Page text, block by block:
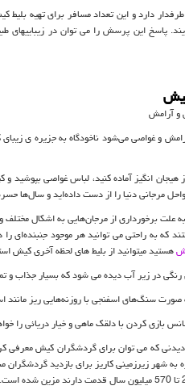
دارد و این تعداد مسافر برای تهیه
پاسخ این پرسش را می توان در زیباییهای
و آرامش
و غواصی می‌شود ناخودگاه به جزیره ی
انگیز آماده کنید، لباس غواصی
مرجانی دنیا را از دست داده‌اید و سال‌ها
برخورداری از مرجان‌هایی به اشکال
که به راحتی می توانید هر موجود جنبنده‌ای
هستید میتوانید از بلیط های لحظه آخری کیش
در زیر آب دیده می شود که بسیار جذاب و
سنگ‌های اسفنجی با روزنه‌هایی ریز
بازی کردن با دلقک ماهی و خیار دریائی را